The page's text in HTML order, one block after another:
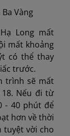
Vàng
Long mất
mất khoảng
có thể thay
trước.
trình sẽ mất
Nếu đi từ
- 40 phút để
hơn về thời
tuyệt vời cho